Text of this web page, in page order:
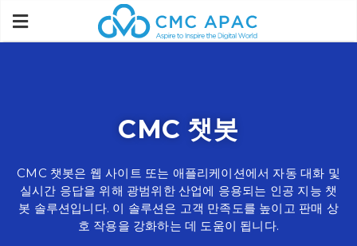
CMC 챗봇
CMC 챗봇은 웹 사이트 또는 애플리케이션에서 자동 대화 및
실시간 응답을 위해 광범위한 산업에 응용되는 인공 지능 챗
봇 솔루션입니다. 이 솔루션은 고객 만족도를 높이고 판매 상
호 작용을 강화하는 데 도움이 됩니다.